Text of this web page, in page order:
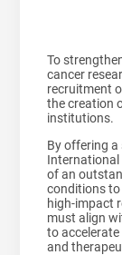
To
cancer
recruitment
the creation
institutions.
By offering a
International
of an
conditions to
high-impact
must align
to accelerate
and